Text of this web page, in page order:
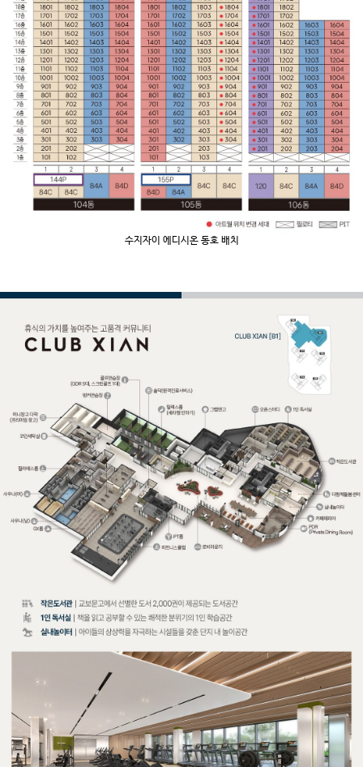
수지자이 에디시온 동호 배치